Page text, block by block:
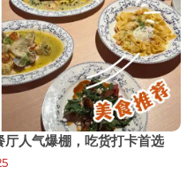
人气爆棚，吃货打卡首选